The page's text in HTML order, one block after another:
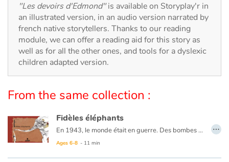
Daily life and hobbies
At school
Festivals and events
Emotions and feelings
"Les devoirs d'Edmond"is available on Storyplay'r in
an illustrated version, in an audio version narrated by
french native storytellers. Thanks to our reading
module, we can offer a reading aid for this story as
well as for all the other ones, and tools for a dyslexic
children adapted version.
From the same collection :
Fidèles éléphants
En 1943, le monde était en guerre. Des bombes tombaient tous les jours sur la ville de Tokyo, au Japon. L'armée japonaise craignait que des bombes frappent le jardin zoologique de Ueno et que des animaux sauvages s'en échappent, mettant ainsi la population en danger. L'armée donna donc l'ordre aux gardiens de tuer tous les gros animaux. Malgré leur tristesse, les gardiens obéirent. Les lions, les tigres, les léopards, les ours et les grands serpents périrent les premiers. Le livre de Yukio Tsuchiya raconte l'histoire triste et véridique de ce qui s'est passé quand ce fut au tour des éléphants de mourir.
Ages 6-8 - 11 min
…